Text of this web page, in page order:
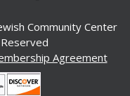
Community Center
Agreement